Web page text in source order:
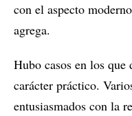
con el aspecto
agrega.
Hubo casos en los
carácter práctico.
entusiasmados con la